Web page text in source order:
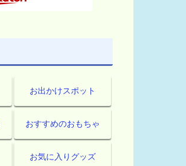
お出かけスポット
おすすめのおもちゃ
お気に入りグッズ